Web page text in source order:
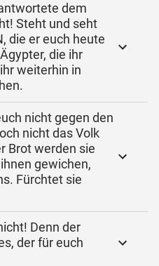
dem
Steht und seht
die er euch heute
die ihr
weiterhin in
nicht gegen den
nicht das Volk
Brot werden sie
gewichen,
Fürchtet sie
Denn der
der für euch